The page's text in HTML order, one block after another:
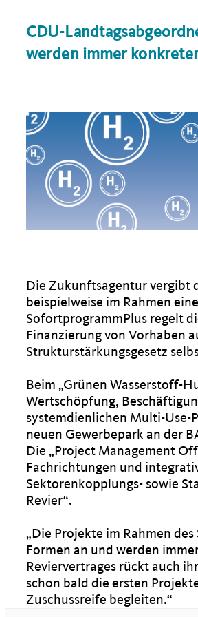
CDU-
werden immer
Die Zukunftsagentur vergibt
beispielweise im Rahmen
SofortprogrammPlus regelt
Finanzierung von Vorhaben
Strukturstärkungsgesetz
Beim „Grünen Wasserstoff-
Wertschöpfung,
systemdienlichen Multi-Use-
neuen Gewerbepark an der
Die „Project Management
Fachrichtungen und
Sektorenkopplungs- sowie
Revier“.
Die Projekte im Rahmen
Formen an und werden
Reviervertrages rückt auch
schon bald die ersten
Zuschussreife begleiten.“